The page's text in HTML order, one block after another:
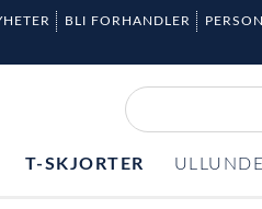
BLI FORHANDLER
T-SKJORTER